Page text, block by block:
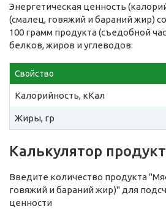
Энергетическая ценность
(смалец, говяжий и бараний жир)
100 грамм продукта (съедобной
белков, жиров и углеводов:
Свойство
Калорийность, кКал
Жиры, гр
Калькулятор
Введите количество продукта
говяжий и бараний жир)" для
ценности